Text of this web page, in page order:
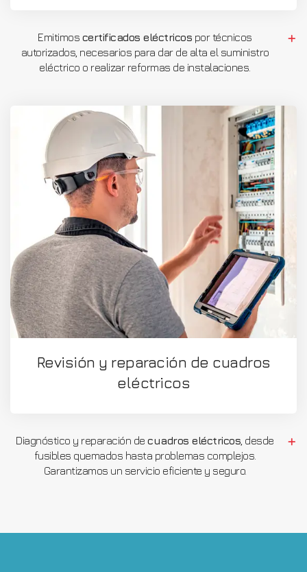
Emitimos certificados eléctricos por técnicos
autorizados, necesarios para dar de alta el suministro
eléctrico o realizar reformas de instalaciones.
Revisión y reparación de cuadros
eléctricos
Diagnóstico y reparación decuadros eléctricos , desde
fusibles quemados hasta problemas complejos.
Garantizamos un servicio eficiente y seguro.